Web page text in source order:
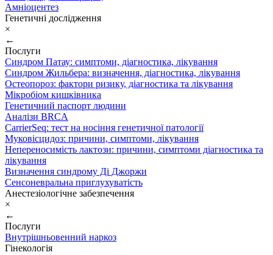
Амніоцентез
Генетичні дослідження
×
←
Послуги
Синдром Патау: симптоми, дiагностика, лiкування
Синдром Жильбера: визначення, діагностика, лікування
Остеопороз: фактори ризику, діагностика та лікування
Мікробіом кишківника
Генетичний паспорт людини
Аналізи BRCA
CarrierSeq: тест на носіння генетичної патології
Муковісцидоз: причини, симптоми, лікування
Непереносимість лактози: причини, симптоми діагностика та
лікування
Визначення синдрому Ді Джоржи
Сенсоневральна приглухуватість
Анестезіологічне забезпечення
×
←
Послуги
Внутрішньовенний наркоз
Гінекологія